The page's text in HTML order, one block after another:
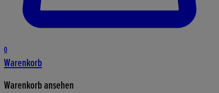
0
Warenkorb
Warenkorb ansehen